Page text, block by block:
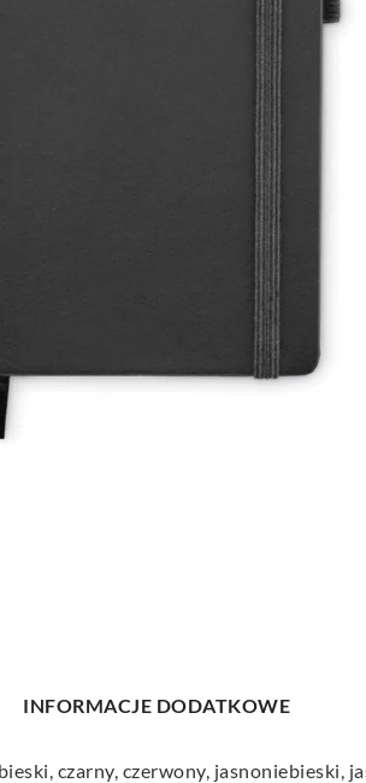
INFORMACJE DODATKOWE
czarny, czerwony, jasnoniebieski,